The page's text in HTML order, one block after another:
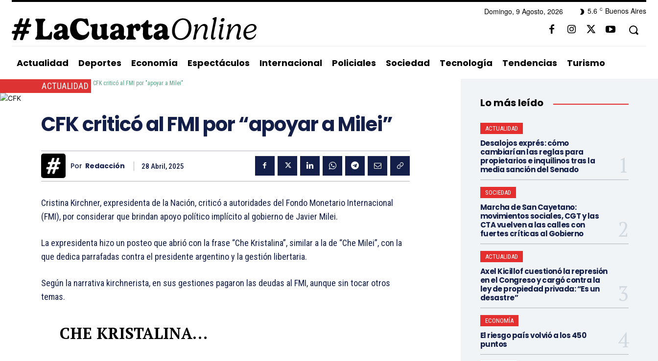
5.6 C Buenos Aires
Domingo, 9 Agosto, 2026
Actualidad Deportes Economía Espectáculos Internacional Policiales Sociedad Tecnología Tendencias Turismo
Inicio Actualidad CFK criticó al FMI por "apoyar a Milei"
ACTUALIDAD
CFK criticó al FMI por “apoyar a Milei”
Por Redacción 28 Abril, 2025
Cristina Kirchner, expresidenta de la Nación, criticó a autoridades del Fondo Monetario Internacional
(FMI), por considerar que brindan apoyo político implícito al gobierno de Javier Milei.
La expresidenta hizo un posteo que abrió con la frase “Che Kristalina”, similar a la de “Che Milei”, con la
que dedica parrafadas contra el presidente argentino y la gestión libertaria.
Según la narrativa kirchnerista, en sus gestiones pagaron las deudas al FMI, aunque sin tocar otros
temas.
CHE KRISTALINA…
Lo más leído
ACTUALIDAD
Desalojos exprés: cómo
cambiarían las reglas para
propietarios e inquilinos tras la
media sanción del Senado
SOCIEDAD
Marcha de San Cayetano:
movimientos sociales, CGT y las
CTA vuelven a las calles con
fuertes críticas al Gobierno
ACTUALIDAD
Axel Kicillof cuestionó la represión
en el Congreso y cargó contra la
ley de propiedad privada: “Es un
desastre”
ECONOMÍA
El riesgo país volvió a los 450
puntos